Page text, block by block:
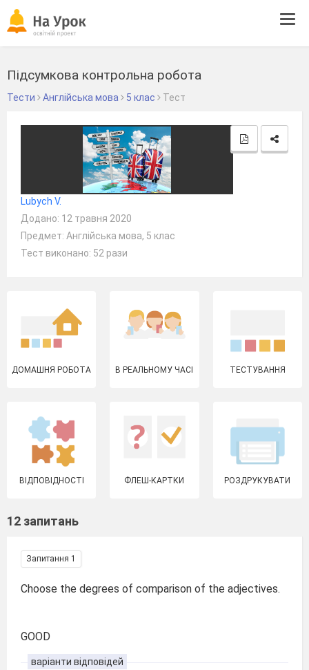
Підсумкова контрольна робота
Тести Англійська мова 5 клас Тест
Lubych V.
Додано: 12 травня 2020
Предмет: Англійська мова, 5 клас
Тест виконано: 52 рази
ДОМАШНЯ РОБОТА В РЕАЛЬНОМУ ЧАСІ ТЕСТУВАННЯ
ВІДПОВІДНОСТІ ФЛЕШ-КАРТКИ РОЗДРУКУВАТИ
12 запитань
Запитання 1
Choose the degrees of comparison of the adjectives.
GOOD
варіанти відповідей